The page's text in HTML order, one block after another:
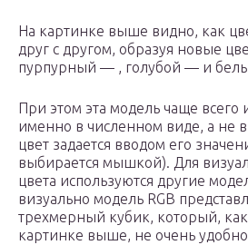
На картинке выше видно, как
друг с другом, образуя новые
пурпурный — , голубой — и
При этом эта модель чаще всего
именно в численном виде, а не
цвет задается вводом его
выбирается мышкой). Для
цвета используются другие
визуально модель RGB
трехмерный кубик, который,
картинке выше, не очень удобно